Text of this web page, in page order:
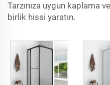
Tarzınıza uygun kaplama
birlik hissi yaratın.